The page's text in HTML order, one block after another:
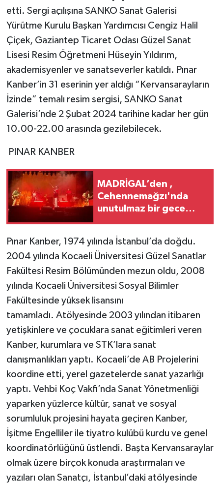
etti. Sergi açılışına SANKO Sanat Galerisi
Yürütme Kurulu Başkan Yardımcısı Cengiz Halil
Çiçek, Gaziantep Ticaret Odası Güzel Sanat
Lisesi Resim Öğretmeni Hüseyin Yıldırım,
akademisyenler ve sanatseverler katıldı. Pınar
Kanber’in 31 eserinin yer aldığı “Kervansarayların
İzinde” temalı resim sergisi, SANKO Sanat
Galerisi’nde 2 Şubat 2024 tarihine kadar her gün
10.00-22.00 arasında gezilebilecek.
PINAR KANBER
MADRİGAL’den ,
Cehennemağzı'nda
unutulmaz bir gece…
Pınar Kanber, 1974 yılında İstanbul’da doğdu.
2004 yılında Kocaeli Üniversitesi Güzel Sanatlar
Fakültesi Resim Bölümünden mezun oldu, 2008
yılında Kocaeli Üniversitesi Sosyal Bilimler
Fakültesinde yüksek lisansını
tamamladı. Atölyesinde 2003 yılından itibaren
yetişkinlere ve çocuklara sanat eğitimleri veren
Kanber, kurumlara ve STK’lara sanat
danışmanlıkları yaptı. Kocaeli’de AB Projelerini
koordine etti, yerel gazetelerde sanat yazarlığı
yaptı. Vehbi Koç Vakfı’nda Sanat Yönetmenliği
yaparken yüzlerce kültür, sanat ve sosyal
sorumluluk projesini hayata geçiren Kanber,
İşitme Engelliler ile tiyatro kulübü kurdu ve genel
koordinatörlüğünü üstlendi. Başta Kervansaraylar
olmak üzere birçok konuda araştırmaları ve
yazıları olan Sanatçı, İstanbul’daki atölyesinde